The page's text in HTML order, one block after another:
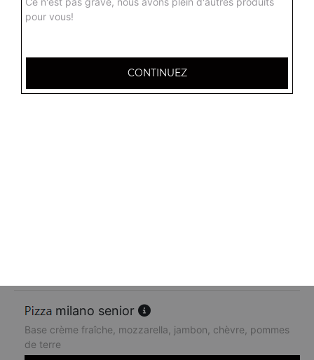
calzone jambon senior
milano senior
Base crème fraîche, mozzarella, jambon, chèvre, pommes
de terre
pour vous!
CONTINUEZ